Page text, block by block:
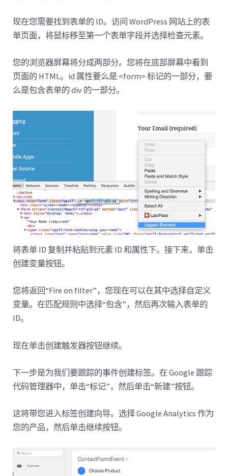
现在您需要找到表单的 ID。访问 WordPress 网站上的表
单页面，将鼠标移至第一个表单字段并选择检查元素。
您的浏览器屏幕将分成两部分。您将在底部屏幕中看到
页面的 HTML。id 属性要么是 <form> 标记的一部分，要
么是包含表单的 div 的一部分。
将表单 ID 复制并粘贴到元素 ID 和属性下。接下来，单击
创建变量按钮。
您将返回“Fire on filter”，您现在可以在其中选择自定义
变量。在匹配规则中选择“包含”，然后再次输入表单的
ID。
现在单击创建触发器按钮继续。
下一步是为我们要跟踪的事件创建标签。在 Google 跟踪
代码管理器中，单击“标记”，然后单击“新建”按钮。
这将带您进入标签创建向导。选择 Google Analytics 作为
您的产品，然后单击继续按钮。